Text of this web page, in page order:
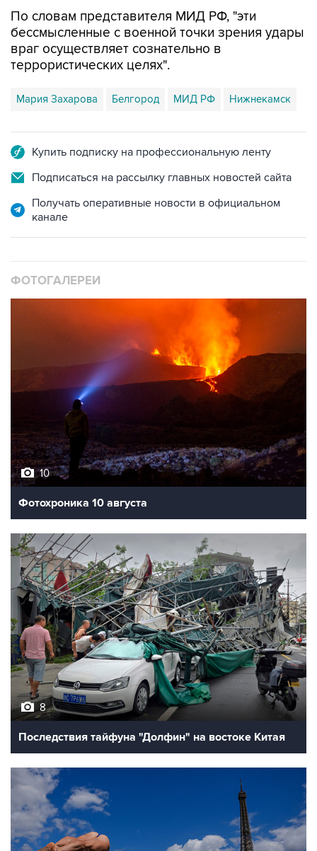
По словам представителя МИД РФ, "эти
бессмысленные с военной точки зрения удары
враг осуществляет сознательно в
террористических целях".
Мария Захарова Белгород МИД РФ Нижнекамск
Купить подписку на профессиональную ленту
Подписаться на рассылку главных новостей сайта
Получать оперативные новости в официальном
канале
ФОТОГАЛЕРЕИ
10
Фотохроника 10 августа
8
Последствия тайфуна "Долфин" на востоке Китая